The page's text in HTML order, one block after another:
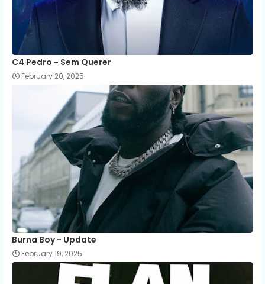
C4 Pedro - Sem Querer
February 20, 2025
Burna Boy - Update
February 19, 2025